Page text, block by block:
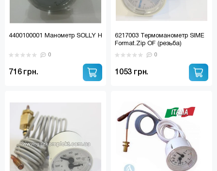
4400100001 Манометр SOLLY H
0
716 грн.
6217003 Термоманометр SIME
Format.Zip OF (резьба)
0
1053 грн.